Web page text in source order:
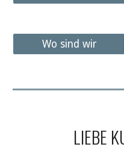
Wo sind wir
LIEBE